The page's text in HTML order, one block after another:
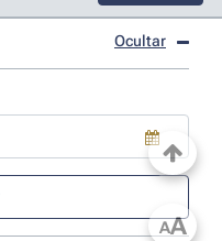
Ocultar
abrir o calendário; Use as
AA